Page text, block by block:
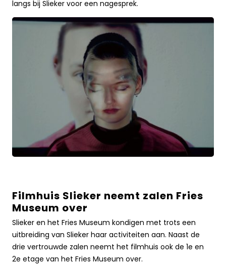
avond
langs bij Slieker voor een nagesprek.
Filmhuis
Slieker
neemt
zalen
Fries
Museum
Filmhuis Slieker neemt zalen Fries
Museum over
Slieker en het Fries Museum kondigen met trots een
uitbreiding van Slieker haar activiteiten aan. Naast de
drie vertrouwde zalen neemt het filmhuis ook de 1e en
2e etage van het Fries Museum over.